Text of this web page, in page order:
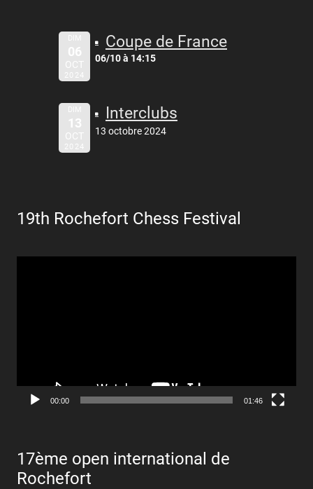
DIM
06
OCT
2024
Coupe de France
06/10 à 14:15
DIM
13
OCT
2024
Interclubs
13 octobre 2024
19th Rochefort Chess Festival
00:00 01:46
17ème open international de
Rochefort